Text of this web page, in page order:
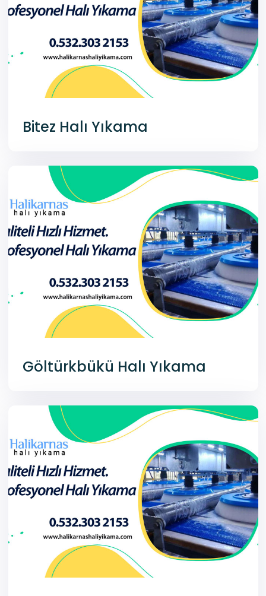
Bitez Halı Yıkama
Göltürkbükü Halı Yıkama